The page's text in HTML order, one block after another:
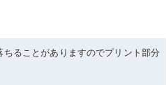
ることがありますのでプリント部分